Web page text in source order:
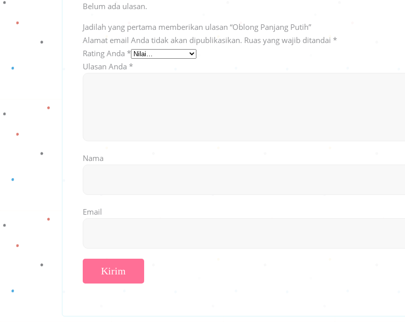
Belum ada ulasan.
Jadilah yang pertama memberikan ulasan “Oblong Panjang Putih”
Alamat email Anda tidak akan dipublikasikan. Ruas yang wajib ditandai *
Rating Anda *
Ulasan Anda *
Nama
Email